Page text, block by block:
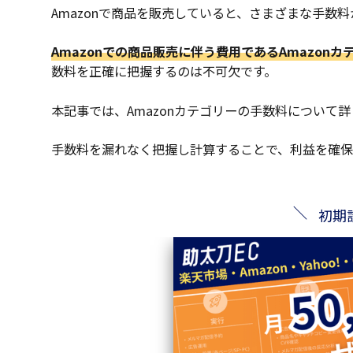
Amazonで商品を販売していると、さまざまな手数
Amazonでの商品販売に伴う費用であるAmazonカ
数料を正確に把握するのは不可欠です。
本記事では、Amazonカテゴリーの手数料について
手数料を漏れなく把握し計算することで、利益を確
初期